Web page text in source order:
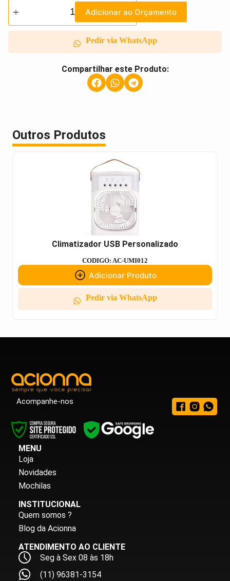
Adicionar ao Orçamento
Pedir via WhatsApp
Compartilhar este Produto:
Outros Produtos
Climatizador USB Personalizado
CODIGO: AC-UMI012
Adicionar Produto
Pedir via WhatsApp
Acompanhe-nos
MENU
Loja
Novidades
Mochilas
INSTITUCIONAL
Quem somos ?
Blog da Acionna
ATENDIMENTO AO CLIENTE
Seg à Sex 08 às 18h
(11) 96381-3154